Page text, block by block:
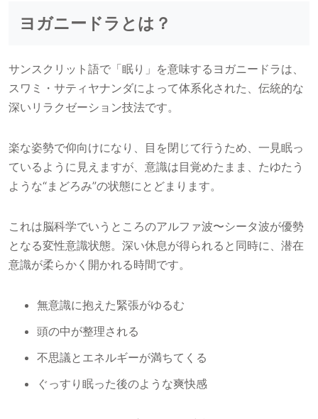
ヨガニードラとは？
サンスクリット語で「眠り」を意味するヨガニードラは、
スワミ・サティヤナンダによって体系化された、伝統的な
深いリラクゼーション技法です。
楽な姿勢で仰向けになり、目を閉じて行うため、一見眠っ
ているように見えますが、意識は目覚めたまま、たゆたう
ような“まどろみ”の状態にとどまります。
これは脳科学でいうところのアルファ波〜シータ波が優勢
となる変性意識状態。深い休息が得られると同時に、潜在
意識が柔らかく開かれる時間です。
無意識に抱えた緊張がゆるむ
頭の中が整理される
不思議とエネルギーが満ちてくる
ぐっすり眠った後のような爽快感